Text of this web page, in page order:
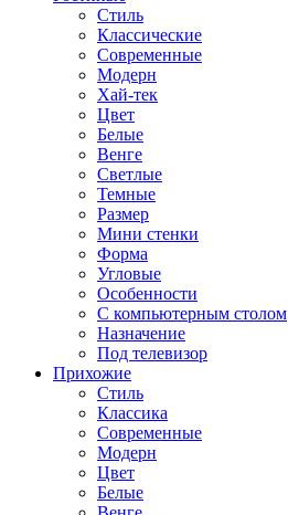
Стиль
Классические
Современные
Модерн
Хай-тек
Цвет
Белые
Венге
Светлые
Темные
Размер
Мини стенки
Форма
Угловые
Особенности
С компьютерным столом
Назначение
Под телевизор
Прихожие
Стиль
Классика
Современные
Модерн
Цвет
Белые